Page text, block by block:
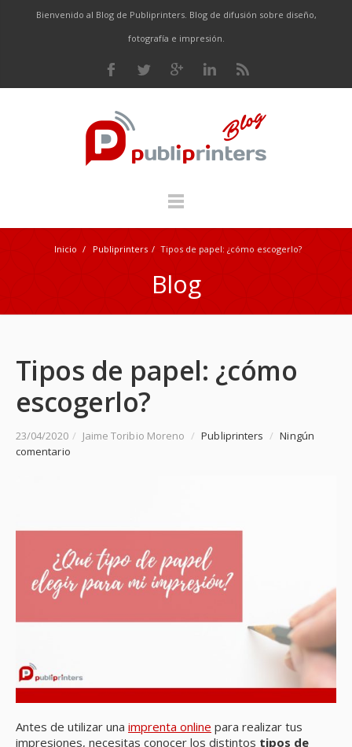
Bienvenido al Blog de Publiprinters. Blog de difusión sobre diseño,
fotografía e impresión.
Inicio / Publiprinters / Tipos de papel: ¿cómo escogerlo?
Blog
Tipos de papel: ¿cómo
escogerlo?
23/04/2020 / Jaime Toribio Moreno / Publiprinters / Ningún
comentario
Antes de utilizar una imprenta online para realizar tus
impresiones, necesitas conocer los distintos tipos de